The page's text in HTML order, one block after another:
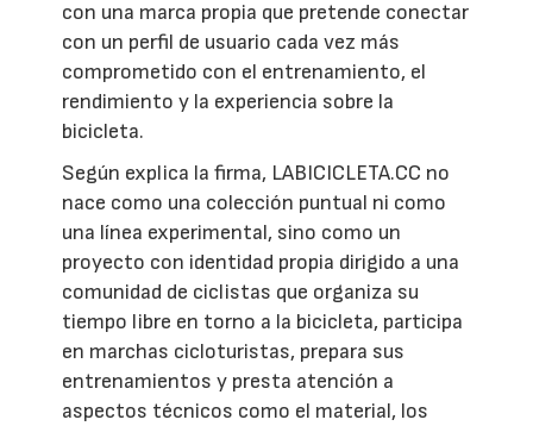
con una marca propia que pretende conectar
con un perfil de usuario cada vez más
comprometido con el entrenamiento, el
rendimiento y la experiencia sobre la
bicicleta.
Según explica la firma, LABICICLETA.CC no
nace como una colección puntual ni como
una línea experimental, sino como un
proyecto con identidad propia dirigido a una
comunidad de ciclistas que organiza su
tiempo libre en torno a la bicicleta, participa
en marchas cicloturistas, prepara sus
entrenamientos y presta atención a
aspectos técnicos como el material, los